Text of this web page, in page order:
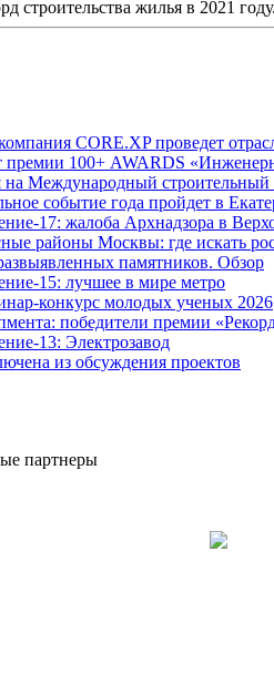
строительства жилья в 2021 году.
компания CORE.XP проведет
100+ AWARDS
на Международный
событие года пройдет в
17: жалоба Архнадзора в
районы Москвы: где искать
памятников. Обзор
15: лучшее в мире метро
конкурс молодых ученых 2026
победители премии
13: Электрозавод
из обсуждения проектов
партнеры